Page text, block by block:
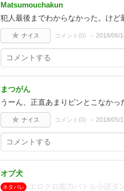
Matsumouchakun
犯人最後までわからなかった。けど
ナイス コメント(0) 2018/06/
まつがん
うーん、正直あまりピンとこなかっ
ナイス コメント(0) 2018/05/
オブ犬
ネタバレ
エログロ能力バトル小説ダ